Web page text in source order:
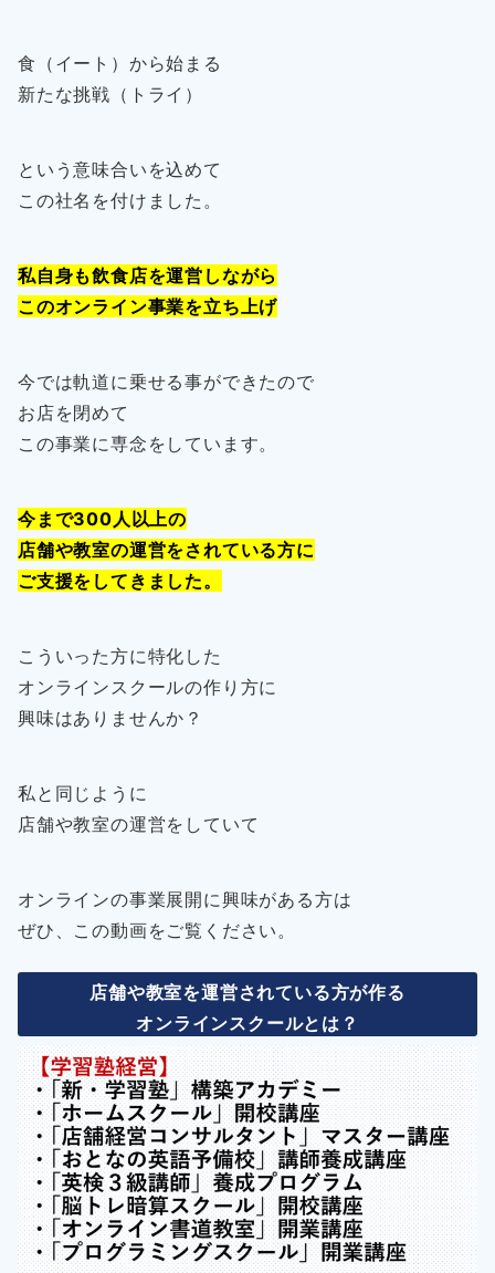
食（イート）から始まる
新たな挑戦（トライ）
という意味合いを込めて
この社名を付けました。
私自身も飲食店を運営しながら
このオンライン事業を立ち上げ
今では軌道に乗せる事ができたので
お店を閉めて
この事業に専念をしています。
今まで300人以上の
店舗や教室の運営をされている方に
ご支援をしてきました。
こういった方に特化した
オンラインスクールの作り方に
興味はありませんか？
私と同じように
店舗や教室の運営をしていて
オンラインの事業展開に興味がある方は
ぜひ、この動画をご覧ください。
店舗や教室を運営されている方が作る
オンラインスクールとは？